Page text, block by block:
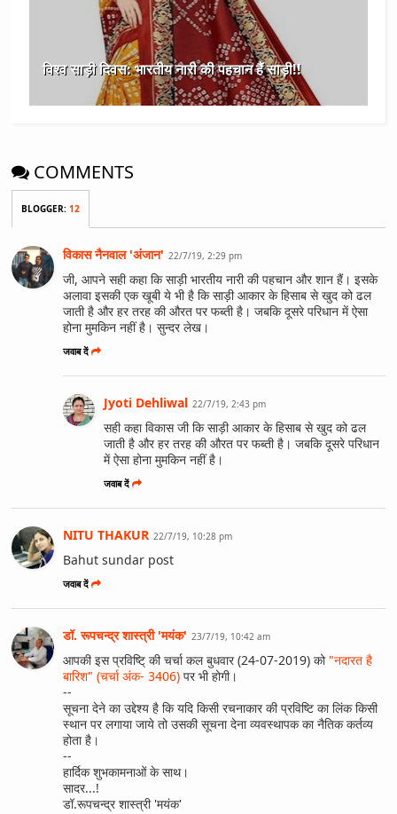
विश्व साड़ी दिवस: भारतीय नारी की पहचान हैं साड़ी!!
COMMENTS
BLOGGER:12
विकास नैनवाल 'अंजान' 22/7/19, 2:29 pm
जी, आपने सही कहा कि साड़ी भारतीय नारी की पहचान और शान हैं। इसके
अलावा इसकी एक खूबी ये भी है कि साड़ी आकार के हिसाब से खुद को ढल
जाती है और हर तरह की औरत पर फब्ती है। जबकि दूसरे परिधान में ऐसा
होना मुमकिन नहीं है। सुन्दर लेख।
जवाब दें
Jyoti Dehliwal 22/7/19, 2:43 pm
सही कहा विकास जी कि साड़ी आकार के हिसाब से खुद को ढल
जाती है और हर तरह की औरत पर फब्ती है। जबकि दूसरे परिधान
में ऐसा होना मुमकिन नहीं है।
जवाब दें
NITU THAKUR 22/7/19, 10:28 pm
Bahut sundar post
जवाब दें
डॉ. रूपचन्द्र शास्त्री 'मयंक' 23/7/19, 10:42 am
आपकी इस प्रविष्टि् की चर्चा कल बुधवार (24-07-2019) को "नदारत है
बारिश" (चर्चा अंक- 3406)पर भी होगी।
--
सूचना देने का उद्देश्य है कि यदि किसी रचनाकार की प्रविष्टि का लिंक किसी
स्थान पर लगाया जाये तो उसकी सूचना देना व्यवस्थापक का नैतिक कर्तव्य
होता है।
--
हार्दिक शुभकामनाओं के साथ।
सादर...!
डॉ.रूपचन्द्र शास्त्री 'मयंक'